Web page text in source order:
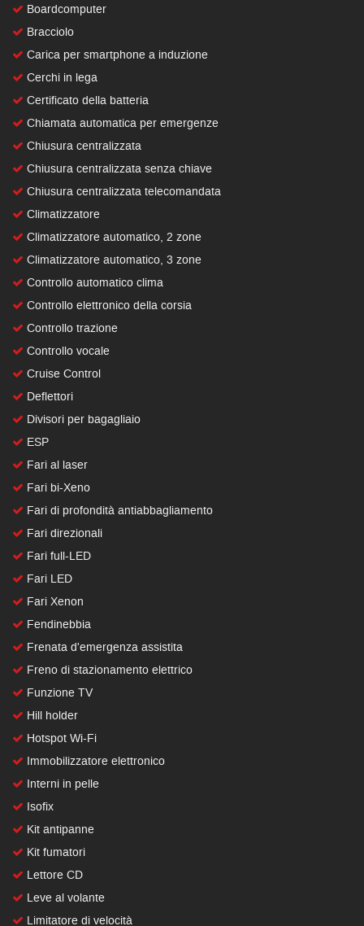
Boardcomputer
Bracciolo
Carica per smartphone a induzione
Cerchi in lega
Certificato della batteria
Chiamata automatica per emergenze
Chiusura centralizzata
Chiusura centralizzata senza chiave
Chiusura centralizzata telecomandata
Climatizzatore
Climatizzatore automatico, 2 zone
Climatizzatore automatico, 3 zone
Controllo automatico clima
Controllo elettronico della corsia
Controllo trazione
Controllo vocale
Cruise Control
Deflettori
Divisori per bagagliaio
ESP
Fari al laser
Fari bi-Xeno
Fari di profondità antiabbagliamento
Fari direzionali
Fari full-LED
Fari LED
Fari Xenon
Fendinebbia
Frenata d'emergenza assistita
Freno di stazionamento elettrico
Funzione TV
Hill holder
Hotspot Wi-Fi
Immobilizzatore elettronico
Interni in pelle
Isofix
Kit antipanne
Kit fumatori
Lettore CD
Leve al volante
Limitatore di velocità